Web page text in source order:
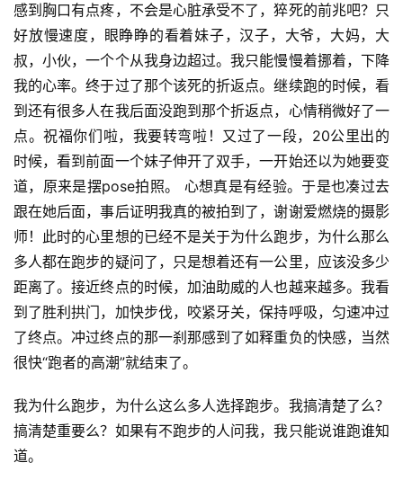
比
赛
观
察
装
备
训
练
感到胸口有点疼，不会是心脏承受不了，猝死的前兆吧？只
好放慢速度，眼睁睁的看着妹子，汉子，大爷，大妈，大
叔，小伙，一个个从我身边超过。我只能慢慢着挪着，下降
我的心率。终于过了那个该死的折返点。继续跑的时候，看
到还有很多人在我后面没跑到那个折返点，心情稍微好了一
点。祝福你们啦，我要转弯啦！又过了一段，20公里出的
时候，看到前面一个妹子伸开了双手，一开始还以为她要变
道，原来是摆pose拍照。 心想真是有经验。于是也凑过去
跟在她后面，事后证明我真的被拍到了，谢谢爱燃烧的摄影
师！此时的心里想的已经不是关于为什么跑步，为什么那么
多人都在跑步的疑问了，只是想着还有一公里，应该没多少
距离了。接近终点的时候，加油助威的人也越来越多。我看
到了胜利拱门，加快步伐，咬紧牙关，保持呼吸，匀速冲过
了终点。冲过终点的那一刹那感到了如释重负的快感，当然
很快“跑者的高潮”就结束了。
我为什么跑步，为什么这么多人选择跑步。我搞清楚了么？
搞清楚重要么？如果有不跑步的人问我，我只能说谁跑谁知
道。